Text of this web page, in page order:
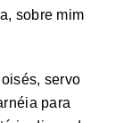
sobre mim
servo
para